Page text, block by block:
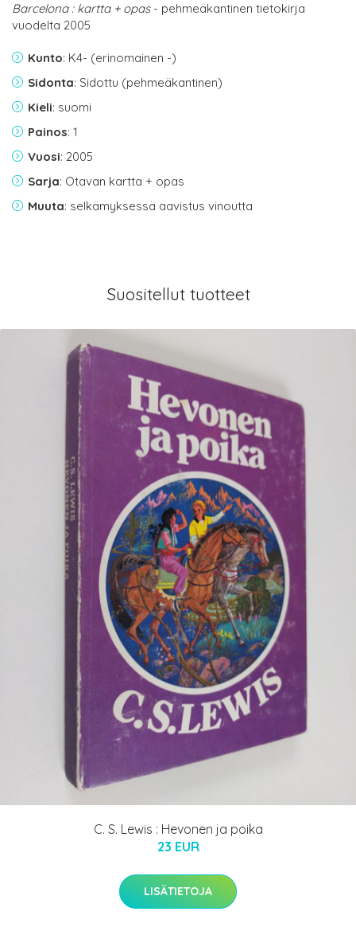
Barcelona : kartta + opas- pehmeäkantinen tietokirja
vuodelta 2005
Kunto: K4- (erinomainen -)
Sidonta: Sidottu (pehmeäkantinen)
Kieli: suomi
Painos: 1
Vuosi: 2005
Sarja: Otavan kartta + opas
Muuta: selkämyksessä aavistus vinoutta
Suositellut tuotteet
C. S. Lewis : Hevonen ja poika
23 EUR
LISÄTIETOJA